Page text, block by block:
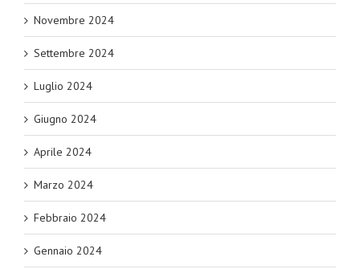
Novembre 2024
Settembre 2024
Luglio 2024
Giugno 2024
Aprile 2024
Marzo 2024
Febbraio 2024
Gennaio 2024